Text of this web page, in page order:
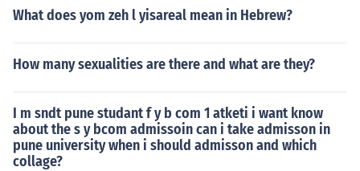
What does yom zeh l yisareal mean in Hebrew?
How many sexualities are there and what are they?
I m sndt pune studant f y b com 1 atketi i want know
about the s y bcom admissoin can i take admisson in
pune university when i should admisson and which
collage?